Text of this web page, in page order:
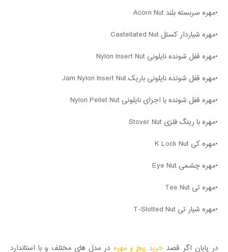
•مهره سربسته بلند Acorn Nut
•مهره شیاردار کستل Castellated Nut
•مهره قفل شونده نایلونی Nylon Insert Nut
•مهره قفل شونده نایلونی باریک Jam Nylon Insert Nut
•مهره قفل شونده با اجزای نایلونی Nylon Pellet Nut
•مهره با رینگ فلزی Stover Nut
•مهره کی K Lock Nut
•مهره چشمی Eye Nut
•مهره تی Tee Nut
•مهره شیار تی T-Slotted Nut
در پایان اگر قصد خرید پیچ و مهره در مدل های مختلف و با استاندارد